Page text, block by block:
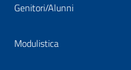
Genitori/Alunni
Modulistica